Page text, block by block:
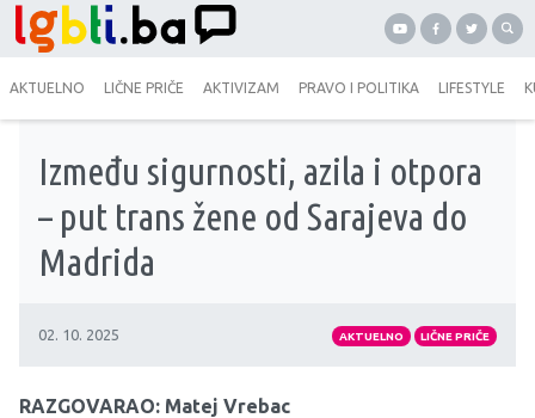
AKTUELNO LIČNE PRIČE AKTIVIZAM PRAVO I POLITIKA LIFESTYLE
Između sigurnosti, azila i otpora
– put trans žene od Sarajeva do
Madrida
02. 10. 2025 AKTUELNO LIČNE PRIČE
RAZGOVARAO: Matej Vrebac